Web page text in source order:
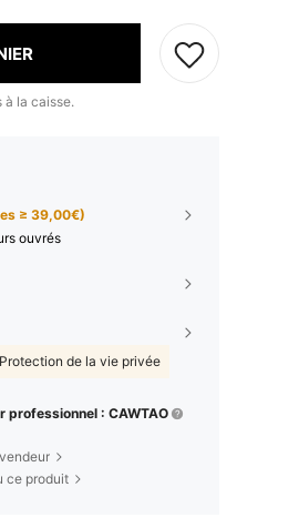
à la caisse.
≥ 39,00€)
ouvrés
Protection de la vie privée
professionnel : CAWTAO
ce produit